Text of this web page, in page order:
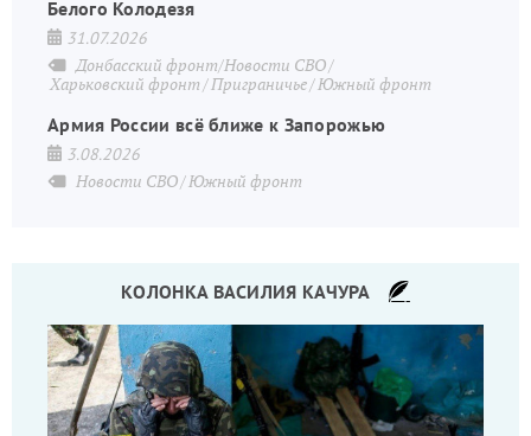
Белого Колодезя
31.07.2026
Донбасский фронт/Новости СВО
Харьковский фронт Приграничье Южный фронт
Армия России всё ближе к Запорожью
3.08.2026
Новости СВО Южный фронт
КОЛОНКА ВАСИЛИЯ КАЧУРА